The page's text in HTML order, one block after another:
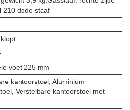
210 dode staaf
voet 225 mm
kantoorstoel, Aluminium
Verstelbare kantoorstoel met